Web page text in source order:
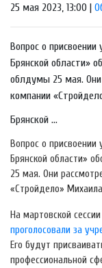
25 мая 2023, 13:00 |
Вопрос о присвоении
Брянской области»
облдумы 25 мая. Они
компании
Брянской ...
Вопрос о присвоении
Брянской области»
25 мая. Они
«Стройдело»
На мартовской
проголосовали за
Его будут
профессиональной